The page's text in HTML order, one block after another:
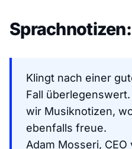
Klingt nach einer
Fall
wir Musiknotizen,
ebenfalls freue.
Adam Mosseri,